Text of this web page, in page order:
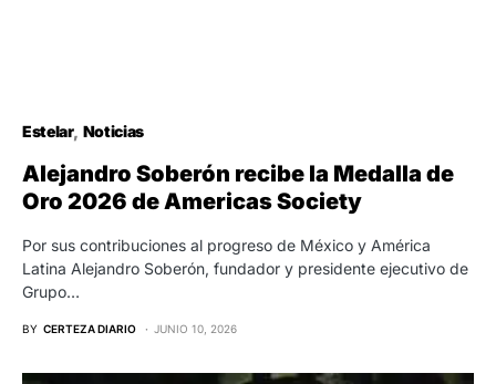
Estelar Noticias
Alejandro Soberón recibe la Medalla de
Oro 2026 de Americas Society
Por sus contribuciones al progreso de México y América
Latina Alejandro Soberón, fundador y presidente ejecutivo de
Grupo…
BY CERTEZA DIARIO JUNIO 10, 2026